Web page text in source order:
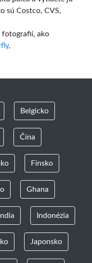
sú Costco, CVS,
fotografií, ako
,
Belgicko
Čína
Fínsko
Ghana
India Indonézia
Japonsko